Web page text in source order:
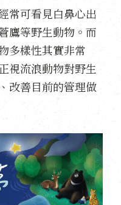
常可看見白鼻心出
鷹等野生動物。而
多樣性其實非常
視流浪動物對野生
改善目前的管理做